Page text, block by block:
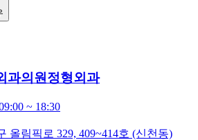
과의원 정형외과
~ 18:30
올림픽로 329, 409~414호 (신천동)